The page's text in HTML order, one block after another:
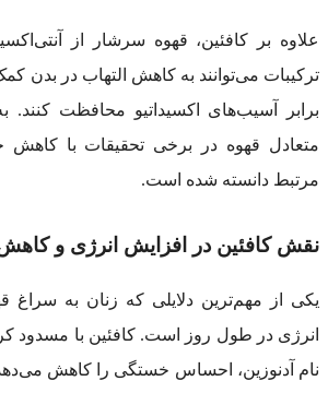
علاوه بر کافئین، قهوه سرشار از
ترکیبات می‌توانند به کاهش التهاب در بدن
برابر آسیب‌های اکسیداتیو محافظت
متعادل قهوه در برخی تحقیقات با کاهش
مرتبط دانسته شده است.
نقش کافئین در افزایش انرژی و
یکی از مهم‌ترین دلایلی که زنان به سراغ
انرژی در طول روز است. کافئین با مسدود
نام آدنوزین، احساس خستگی را کاهش